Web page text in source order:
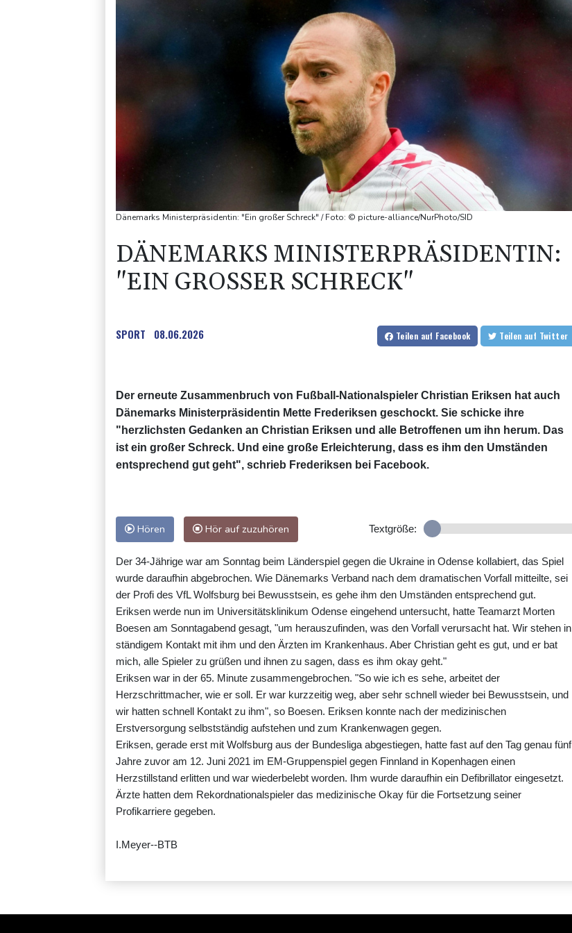
Dänemarks Ministerpräsidentin: "Ein großer Schreck" / Foto: © picture-alliance/NurPhoto/SID
DÄNEMARKS MINISTERPRÄSIDENTIN:
"EIN GROSSER SCHRECK"
SPORT 08.06.2026 Teilen auf Facebook Teilen auf Twitter
Der erneute Zusammenbruch von Fußball-Nationalspieler Christian Eriksen hat auch
Dänemarks Ministerpräsidentin Mette Frederiksen geschockt. Sie schicke ihre
"herzlichsten Gedanken an Christian Eriksen und alle Betroffenen um ihn herum. Das
ist ein großer Schreck. Und eine große Erleichterung, dass es ihm den Umständen
entsprechend gut geht", schrieb Frederiksen bei Facebook.
Hören Hör auf zuzuhören Textgröße:
Der 34-Jährige war am Sonntag beim Länderspiel gegen die Ukraine in Odense kollabiert, das Spiel
wurde daraufhin abgebrochen. Wie Dänemarks Verband nach dem dramatischen Vorfall mitteilte, sei
der Profi des VfL Wolfsburg bei Bewusstsein, es gehe ihm den Umständen entsprechend gut.
Eriksen werde nun im Universitätsklinikum Odense eingehend untersucht, hatte Teamarzt Morten
Boesen am Sonntagabend gesagt, "um herauszufinden, was den Vorfall verursacht hat. Wir stehen in
ständigem Kontakt mit ihm und den Ärzten im Krankenhaus. Aber Christian geht es gut, und er bat
mich, alle Spieler zu grüßen und ihnen zu sagen, dass es ihm okay geht."
Eriksen war in der 65. Minute zusammengebrochen. "So wie ich es sehe, arbeitet der
Herzschrittmacher, wie er soll. Er war kurzzeitig weg, aber sehr schnell wieder bei Bewusstsein, und
wir hatten schnell Kontakt zu ihm", so Boesen. Eriksen konnte nach der medizinischen
Erstversorgung selbstständig aufstehen und zum Krankenwagen gegen.
Eriksen, gerade erst mit Wolfsburg aus der Bundesliga abgestiegen, hatte fast auf den Tag genau fünf
Jahre zuvor am 12. Juni 2021 im EM-Gruppenspiel gegen Finnland in Kopenhagen einen
Herzstillstand erlitten und war wiederbelebt worden. Ihm wurde daraufhin ein Defibrillator eingesetzt.
Ärzte hatten dem Rekordnationalspieler das medizinische Okay für die Fortsetzung seiner
Profikarriere gegeben.
I.Meyer--BTB